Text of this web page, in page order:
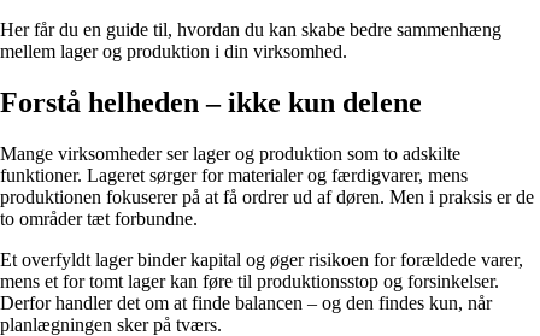
Her får du en guide til, hvordan du kan skabe bedre sammenhæng
mellem lager og produktion i din virksomhed.
Forstå helheden – ikke kun delene
Mange virksomheder ser lager og produktion som to adskilte
funktioner. Lageret sørger for materialer og færdigvarer, mens
produktionen fokuserer på at få ordrer ud af døren. Men i praksis er de
to områder tæt forbundne.
Et overfyldt lager binder kapital og øger risikoen for forældede varer,
mens et for tomt lager kan føre til produktionsstop og forsinkelser.
Derfor handler det om at finde balancen – og den findes kun, når
planlægningen sker på tværs.